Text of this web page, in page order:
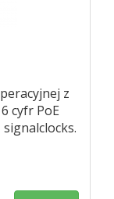
z
cyfr PoE